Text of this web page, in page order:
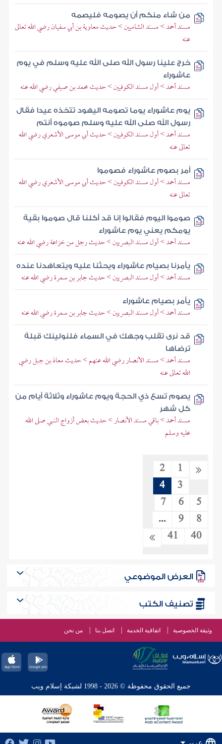
من شاء منكم أن يصومه فليصمه
مسند أحمد > مسند الشاميين > حديث معاوية بن أبي سفيان رضي الله تعالى
عنه
خرج علينا رسول الله صلى الله عليه وسلم في يوم
عاشوراء
مسند أحمد > أول مسند الكوفيين > حديث محمد بن صيفي رضي الله عنه
يوم عاشوراء يوما تصومه اليهود تتخذه عيدا فقال
رسول الله صلى الله عليه وسلم صوموه أنتم
مسند أحمد > أول مسند الكوفيين > حديث أبي موسى الأشعري رضي الله
تعالى عنه
أمر بصوم عاشوراء فصوموا
مسند أحمد > أول مسند الكوفيين > حديث أبي موسى الأشعري رضي الله
تعالى عنه
صوموا اليوم فقالوا إنا قد أكلنا قال صوموا بقية
يومكم يعني يوم عاشوراء
مسند أحمد > أول مسند البصريين > حديث رجل من خزاعة رضي الله عنه
يأمرنا بصيام عاشوراء ويحثنا عليه ويتعاهدنا عنده
مسند أحمد > أول مسند البصريين > حديث جابر بن سمرة رضي الله عنه
يأمر بصيام عاشوراء
مسند أحمد > أول مسند البصريين > حديث جابر بن سمرة رضي الله عنه
قد نرى تقلب وجهك في السماء فلنولينك قبلة
ترضاها
مسند أحمد > مسند الأنصار رضي الله عنهم > حديث معاذ بن جبل رضي
الله تعالى عنه
يصوم تسع ذي الحجة ويوم عاشوراء وثلاثة أيام من
كل شهر
مسند أحمد > باقي مسند الأنصار > حديث بعض أزواج النبي صلى الله
عليه وسلم
1
2
3
4
5
6
7
8
9
...
40
41
العرض الموضوعي
تصنيف الكتب
وثيقة الخصوصية اتفاقية الخدمة اتصل بنا من نحن
جميع الحقوق محفوظة © 2026 - 1998 لشبكة إسلام ويب